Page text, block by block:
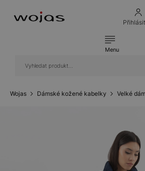
Menu
Wojas Dámské kožené kabelky Velké